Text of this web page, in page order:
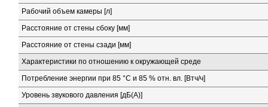
Рабочий объем камеры [л]
Расстояние от стены сбоку [мм]
Расстояние от стены сзади [мм]
Характеристики по отношению к окружающей среде
Потребление энергии при 85 °C и 85 % отн. вл. [Втч/ч]
Уровень звукового давления [дБ(А)]